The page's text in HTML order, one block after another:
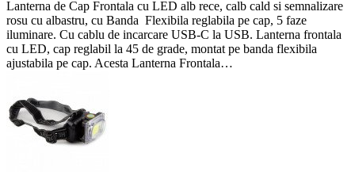
Lanterna de Cap Frontala cu LED alb rece, calb cald si semnalizare
rosu cu albastru, cu Banda Flexibila reglabila pe cap, 5 faze
iluminare. Cu cablu de incarcare USB-C la USB. Lanterna frontala
cu LED, cap reglabil la 45 de grade, montat pe banda flexibila
ajustabila pe cap. Acesta Lanterna Frontala…